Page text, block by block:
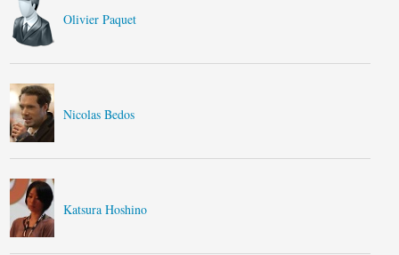
Olivier Paquet
Nicolas Bedos
Katsura Hoshino